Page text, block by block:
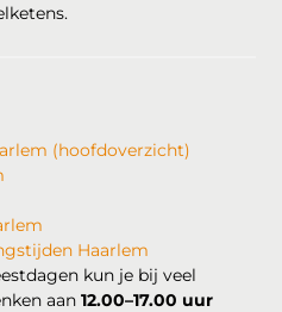
(hoofdoverzicht)
Haarlem
kun je bij veel
aan12.00–17.00 uur